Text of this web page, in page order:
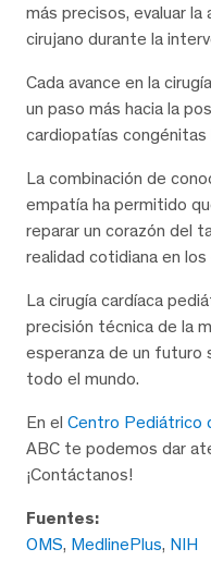
más precisos, evaluar
cirujano durante la
Cada avance en la
un paso más hacia la
cardiopatías congénitas
La combinación de
empatía ha permitido
reparar un corazón del
realidad cotidiana en
La cirugía cardíaca
precisión técnica de la
esperanza de un futuro
todo el mundo.
En el Centro Pediátrico
ABC te podemos dar
¡Contáctanos!
Fuentes:
OMS, MedlinePlus, NIH